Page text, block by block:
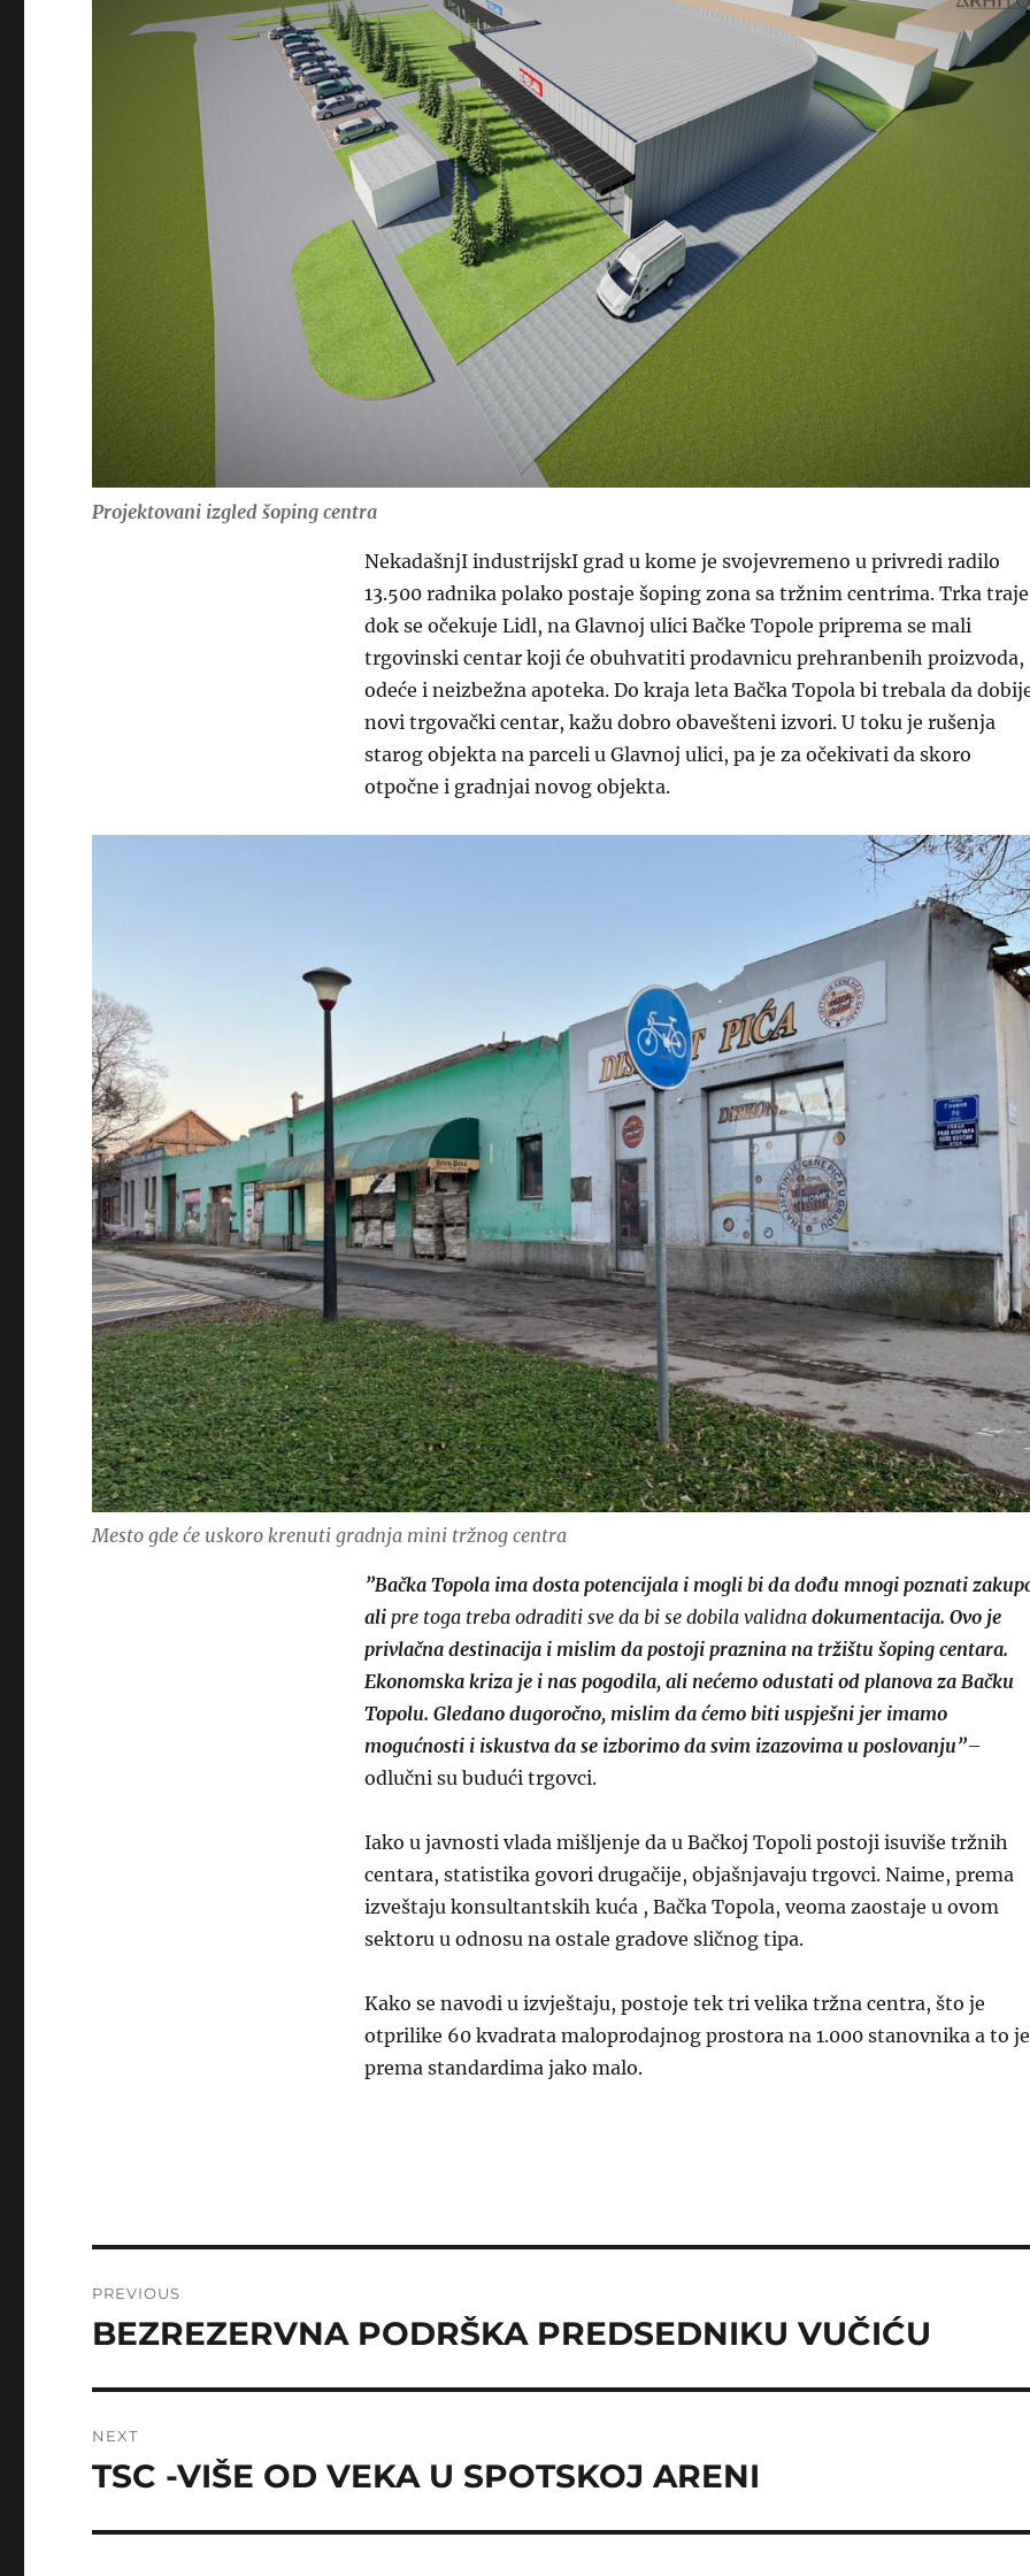
Projektovani izgled šoping centra
NekadašnjI industrijskI grad u kome je svojevremeno u privredi radilo
13.500 radnika polako postaje šoping zona sa tržnim centrima. Trka
dok se očekuje Lidl, na Glavnoj ulici Bačke Topole priprema se mali
trgovinski centar koji će obuhvatiti prodavnicu prehranbenih proizvoda,
odeće i neizbežna apoteka. Do kraja leta Bačka Topola bi trebala da
novi trgovački centar, kažu dobro obavešteni izvori. U toku je rušenja
starog objekta na parceli u Glavnoj ulici, pa je za očekivati da skoro
otpočne i gradnjai novog objekta.
Mesto gde će uskoro krenuti gradnja mini tržnog centra
”Bačka Topola ima dosta potencijala i mogli bi da dođu mnogi poznati
alipre toga treba odraditi sve da bi se dobila validnadokumentacija. Ovo je
privlačna destinacija i mislim da postoji praznina na tržištu šoping centara.
Ekonomska kriza je i nas pogodila, ali nećemo odustati od planova za Bačku
Topolu. Gledano dugoročno, mislim da ćemo biti uspješni jer imamo
mogućnosti i iskustva da se izborimo da svim izazovima u poslovanju”–
odlučni su budući trgovci.
Iako u javnosti vlada mišljenje da u Bačkoj Topoli postoji isuviše tržnih
centara, statistika govori drugačije, objašnjavaju trgovci. Naime, prema
izveštaju konsultantskih kuća , Bačka Topola, veoma zaostaje u ovom
sektoru u odnosu na ostale gradove sličnog tipa.
Kako se navodi u izvještaju, postoje tek tri velika tržna centra, što je
otprilike 60 kvadrata maloprodajnog prostora na 1.000 stanovnika a to je
prema standardima jako malo.
navigation
PREVIOUS
Previous
BEZREZERVNA PODRŠKA PREDSEDNIKU VUČIĆU
NEXT
Next
TSC -VIŠE OD VEKA U SPOTSKOJ ARENI